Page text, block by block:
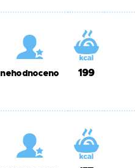
nehodnoceno 199